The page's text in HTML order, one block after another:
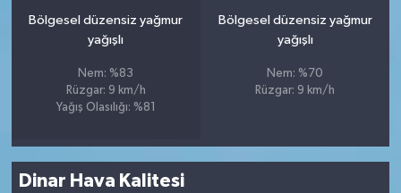
Bölgesel düzensiz yağmur
yağışlı
Nem: %83
Rüzgar: 9 km/h
Yağış Olasılığı: %81
Bölgesel düzensiz yağmur
yağışlı
Nem: %70
Rüzgar: 9 km/h
Dinar Hava Kalitesi